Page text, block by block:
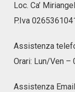
Loc. Ca’
P.Iva
Assistenza
Orari: Lun/Ven
Assistenza Email